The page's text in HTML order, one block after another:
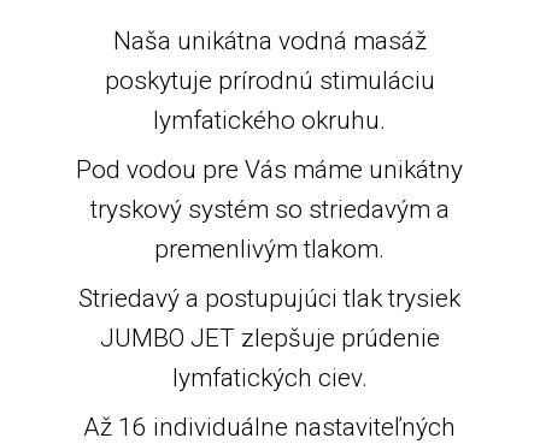
Naša unikátna vodná masáž
poskytuje prírodnú stimuláciu
lymfatického okruhu.
Pod vodou pre Vás máme unikátny
tryskový systém so striedavým a
premenlivým tlakom.
Striedavý a postupujúci tlak trysiek
JUMBO JET zlepšuje prúdenie
lymfatických ciev.
Až 16 individuálne nastaviteľných